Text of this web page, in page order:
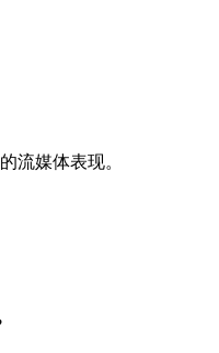
流媒体表现。